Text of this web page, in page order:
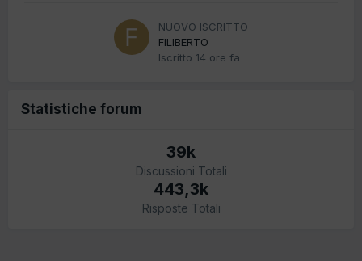
NUOVO ISCRITTO
FILIBERTO
Iscritto 14 ore fa
Statistiche forum
39k
Discussioni Totali
443,3k
Risposte Totali